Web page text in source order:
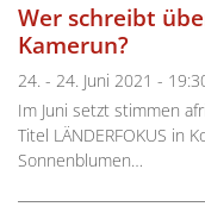
Wer schreibt
Kamerun?
24. - 24. Juni 2021 -
Im Juni setzt stimmen
Titel LÄNDERFOKUS in
Sonnenblumen…